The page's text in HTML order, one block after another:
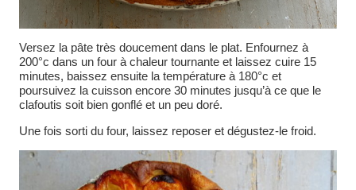
Versez la pâte très doucement dans le plat. Enfournez à
200°c dans un four à chaleur tournante et laissez cuire 15
minutes, baissez ensuite la température à 180°c et
poursuivez la cuisson encore 30 minutes jusqu’à ce que le
clafoutis soit bien gonflé et un peu doré.
Une fois sorti du four, laissez reposer et dégustez-le froid.